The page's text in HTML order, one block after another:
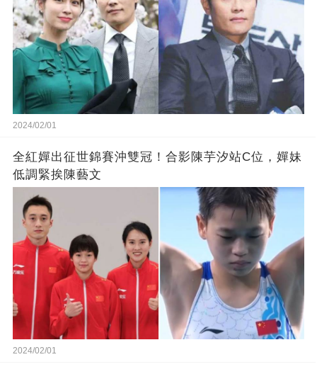
2024/02/01
全紅嬋出征世錦賽沖雙冠！合影陳芋汐站C位，嬋妹
低調緊挨陳藝文
2024/02/01